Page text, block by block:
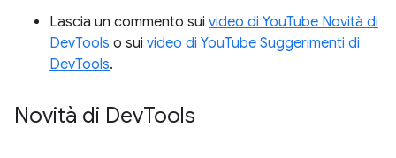
Lascia un commento sui video di YouTube Novità di
DevTools o sui video di YouTube Suggerimenti di
DevTools.
Novità di DevTools